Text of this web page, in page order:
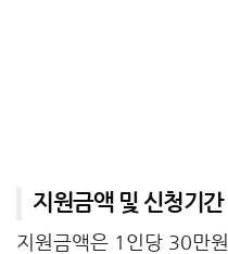
지원금액 및 신청기간
지원금액은 1인당 30만